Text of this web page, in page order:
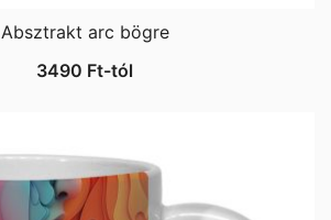
Absztrakt arc bögre
3490 Ft-tól